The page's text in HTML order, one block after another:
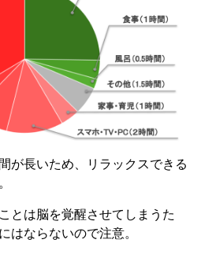
が長いため、リラックスできる
とは脳を覚醒させてしまうた
はならないので注意。